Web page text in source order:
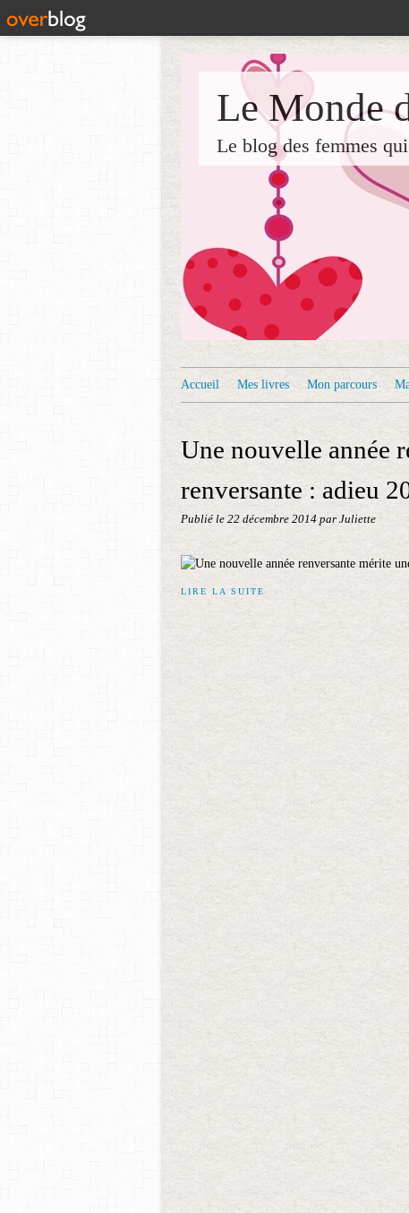
Le Monde
Le blog des femmes
Accueil Mes livres Mon parcours
Une nouvelle année
renversante : adieu
Publié le 22 décembre 2014 par Juliette
LIRE LA SUITE